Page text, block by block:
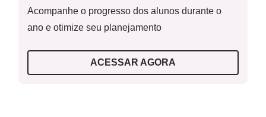
Acompanhe o progresso dos alunos durante o
ano e otimize seu planejamento
ACESSAR AGORA